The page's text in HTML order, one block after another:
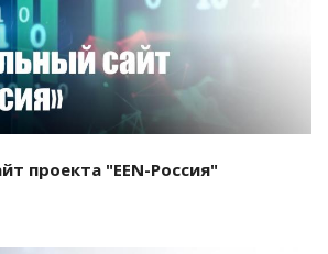
проекта "EEN-Россия"